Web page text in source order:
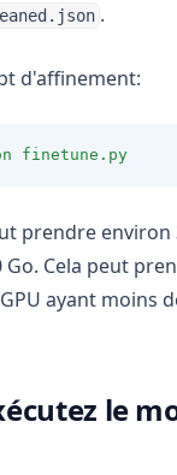
.
d'affinement:
finetune.py
prendre environ
Go. Cela peut
ayant moins
le